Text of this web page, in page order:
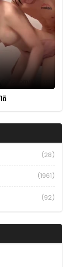
ត
(28)
(1961)
(92)